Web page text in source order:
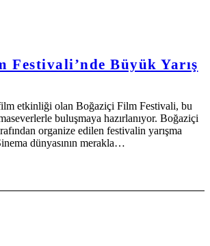
Festivali’nde Büyük Yarış
etkinliği olan Boğaziçi Film Festivali, bu
buluşmaya hazırlanıyor. Boğaziçi
organize edilen festivalin yarışma
dünyasının merakla…